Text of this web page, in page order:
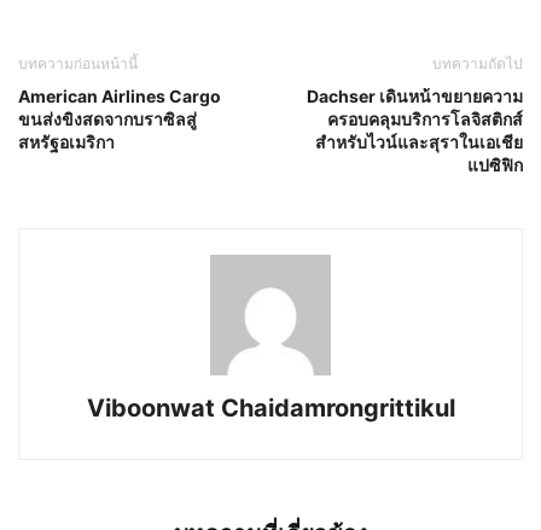
บทความก่อนหน้านี้
American Airlines Cargo
ขนส่งขิงสดจากบราซิลสู่
สหรัฐอเมริกา
บทความถัดไป
Dachser เดินหน้าขยายความ
ครอบคลุมบริการโลจิสติกส์
สำหรับไวน์และสุราในเอเชีย
แปซิฟิก
Viboonwat Chaidamrongrittikul